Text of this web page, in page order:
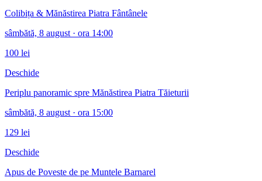
Colibița & Mănăstirea Piatra Fântânele
sâmbătă, 8 august· ora 14:00
100 lei
Deschide
Periplu panoramic spre Mănăstirea Piatra Tăieturii
sâmbătă, 8 august· ora 15:00
129 lei
Deschide
Apus de Poveste de pe Muntele Barnarel